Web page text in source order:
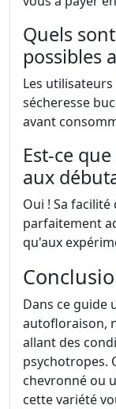
Quels
possibles
Les
sécheresse
avant
Est-ce
aux
Oui ! Sa
parfaitement
qu'aux
Dans ce guide
autofloraison,
allant des
psychotropes.
chevronné ou
cette variété